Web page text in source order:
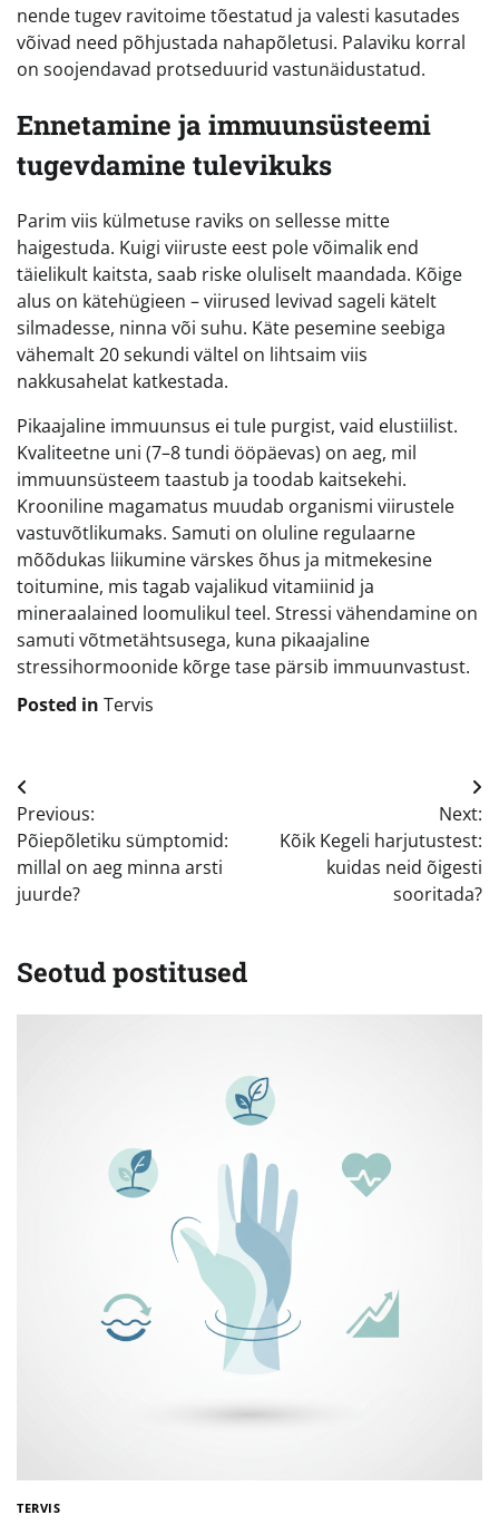
nende tugev ravitoime tõestatud ja valesti kasutades
võivad need põhjustada nahapõletusi. Palaviku korral
on soojendavad protseduurid vastunäidustatud.
Ennetamine ja immuunsüsteemi
tugevdamine tulevikuks
Parim viis külmetuse raviks on sellesse mitte
haigestuda. Kuigi viiruste eest pole võimalik end
täielikult kaitsta, saab riske oluliselt maandada. Kõige
alus on kätehügieen – viirused levivad sageli kätelt
silmadesse, ninna või suhu. Käte pesemine seebiga
vähemalt 20 sekundi vältel on lihtsaim viis
nakkusahelat katkestada.
Pikaajaline immuunsus ei tule purgist, vaid elustiilist.
Kvaliteetne uni (7–8 tundi ööpäevas) on aeg, mil
immuunsüsteem taastub ja toodab kaitsekehi.
Krooniline magamatus muudab organismi viirustele
vastuvõtlikumaks. Samuti on oluline regulaarne
mõõdukas liikumine värskes õhus ja mitmekesine
toitumine, mis tagab vajalikud vitamiinid ja
mineraalained loomulikul teel. Stressi vähendamine on
samuti võtmetähtsusega, kuna pikaajaline
stressihormoonide kõrge tase pärsib immuunvastust.
Posted in Tervis
Navigeerimine
Previous:
Põiepõletiku sümptomid:
millal on aeg minna arsti
juurde?
Next:
Kõik Kegeli harjutustest:
kuidas neid õigesti
sooritada?
Seotud postitused
TERVIS